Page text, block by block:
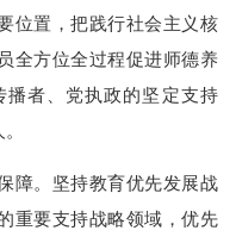
位置，把践行社会主义核
全方位全过程促进师德养
播者、党执政的坚定支持
。坚持教育优先发展战
重要支持战略领域，优先